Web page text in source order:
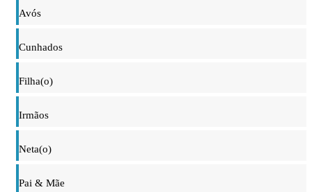
Avós
Cunhados
Filha(o)
Irmãos
Neta(o)
Pai & Mãe